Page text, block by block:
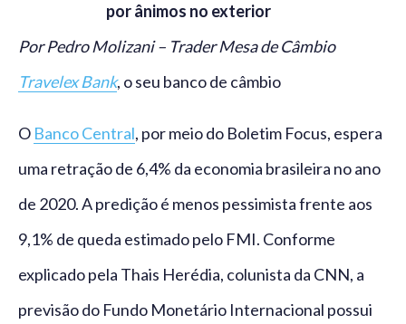
por ânimos no exterior
Por Pedro Molizani – Trader Mesa de Câmbio
Travelex Bank, o seu banco de câmbio
O Banco Central, por meio do Boletim Focus, espera
uma retração de 6,4% da economia brasileira no ano
de 2020. A predição é menos pessimista frente aos
9,1% de queda estimado pelo FMI. Conforme
explicado pela Thais Herédia, colunista da CNN, a
previsão do Fundo Monetário Internacional possui